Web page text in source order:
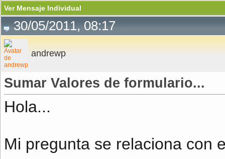
Ver Mensaje Individual
30/05/2011, 08:17
andrewp
Sumar Valores de formulario...
Hola...
Mi pregunta se relaciona con